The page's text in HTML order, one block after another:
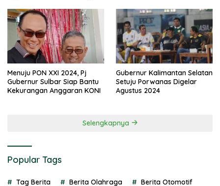
Menuju PON XXI 2024, Pj
Gubernur Sulbar Siap Bantu
Kekurangan Anggaran KONI
Gubernur Kalimantan Selatan
Setuju Porwanas Digelar
Agustus 2024
Selengkapnya
Popular Tags
Tag Berita Berita Olahraga Berita Otomotif